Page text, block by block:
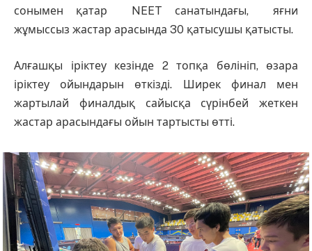
сонымен қатар NEET санатындағы, яғни
жұмыссыз жастар арасында 30 қатысушы қатысты.
Алғашқы іріктеу кезінде 2 топқа бөлініп, өзара
іріктеу ойындарын өткізді. Ширек финал мен
жартылай финалдық сайысқа сүрінбей жеткен
жастар арасындағы ойын тартысты өтті.